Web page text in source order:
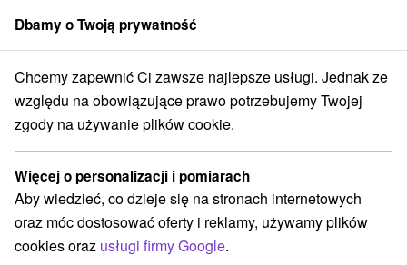
członek grupySorger
Skanseny Východné Slovensko Košický kraj Nižná Myšľa
Skanseny Nižná Myšľa a v okolí
Kategorie
Wszystkie kategorie
Atrakcje turystyczne(2)
Atrakcje dla dzieci(1) Skanseny
Dbamy o Twoją prywatność
Chcemy zapewnić Ci zawsze najlepsze usługi. Jednak ze
względu na obowiązujące prawo potrzebujemy Twojej
zgody na używanie plików cookie.
Więcej o personalizacji i pomiarach
Aby wiedzieć, co dzieje się na stronach internetowych
oraz móc dostosować oferty i reklamy, używamy plików
cookies oraz usługi firmy Google.